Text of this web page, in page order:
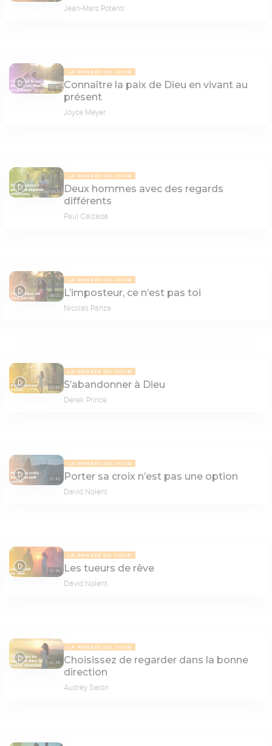
Jean-Marc Potenti
07:45
LA PENSÉE DU JOUR
Connaître la paix de Dieu en vivant au
présent
Joyce Meyer
09:31
LA PENSÉE DU JOUR
Deux hommes avec des regards
différents
Paul Calzada
08:02
LA PENSÉE DU JOUR
L’imposteur, ce n’est pas toi
Nicolas Panza
07:44
LA PENSÉE DU JOUR
S’abandonner à Dieu
Derek Prince
07:43
LA PENSÉE DU JOUR
Porter sa croix n’est pas une option
David Nolent
07:36
LA PENSÉE DU JOUR
Les tueurs de rêve
David Nolent
07:38
LA PENSÉE DU JOUR
Choisissez de regarder dans la bonne
direction
Audrey Selon